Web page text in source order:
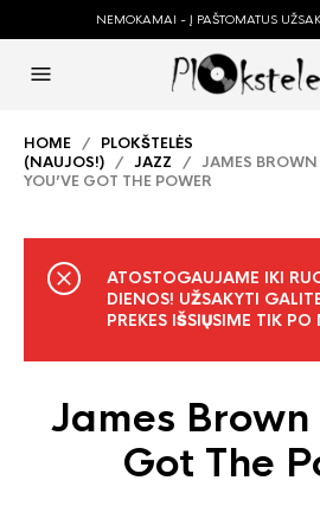
NEMOKAMAI - Į PAŠTOMATUS
HOME / PLOKŠTELĖS
(NAUJOS!) / JAZZ / JAMES BROWN
YOU’VE GOT THE POWER
ATOSTOGAUJAME IKI
DIENOS! UŽSAKYTI
PREKES IŠSIŲSIME TIK
James Brown
Got The